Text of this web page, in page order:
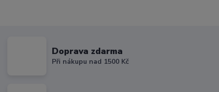
Doprava zdarma
Při nákupu nad 1500 Kč